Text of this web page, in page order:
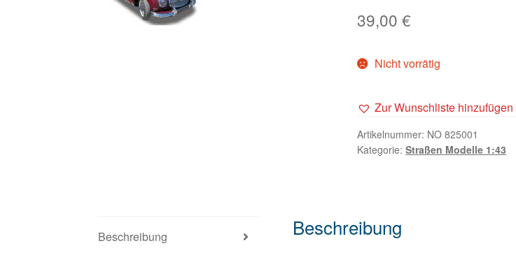
39,00€
Nicht vorrätig
Zur Wunschliste hinzufügen
Artikelnummer: NO 825001
Kategorie:Straßen Modelle 1:43
Beschreibung Beschreibung